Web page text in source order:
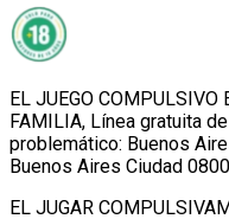
EL JUEGO COMPULSIVO
FAMILIA, Línea gratuita
problemático: Buenos
Buenos Aires Ciudad
EL JUGAR